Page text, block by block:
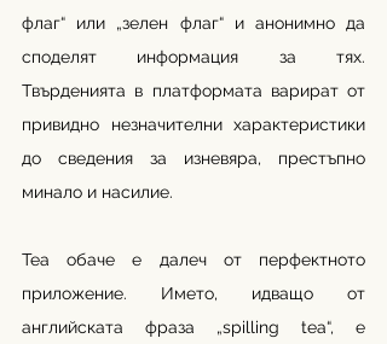
флаг“ или „зелен флаг“ и анонимно да
споделят информация за тях.
Твърденията в платформата варират от
привидно незначителни характеристики
до сведения за изневяра, престъпно
минало и насилие.
Tea обаче е далеч от перфектното
приложение. Името, идващо от
английската фраза „spilling tea“, е